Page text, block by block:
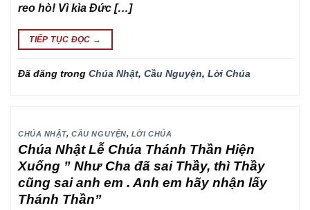
reo hò! Vì kìa Đức […]
TIẾP TỤC ĐỌC →
Đã đăng trong Chúa Nhật, Cầu Nguyện, Lời Chúa
CHÚA NHẬT,CẦU NGUYỆN, LỜI CHÚA
Chúa Nhật Lễ Chúa Thánh Thần Hiện
Xuống ” Như Cha đã sai Thầy, thì Thầy
cũng sai anh em . Anh em hãy nhận lấy
Thánh Thần”